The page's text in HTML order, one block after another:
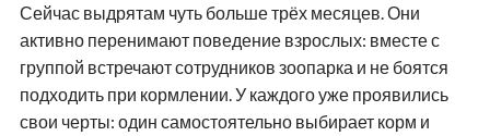
Сейчас выдрятам чуть больше трёх месяцев. Они
активно перенимают поведение взрослых: вместе с
группой встречают сотрудников зоопарка и не боятся
подходить при кормлении. У каждого уже проявились
свои черты: один самостоятельно выбирает корм и